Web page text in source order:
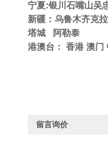
宁夏:银川石嘴山吴
新疆：乌鲁木齐克
塔城 阿勒泰
港澳台： 香港 澳门
留言询价